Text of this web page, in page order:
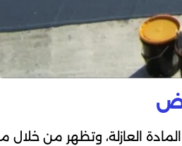
العازلة، وتظهر من خلال